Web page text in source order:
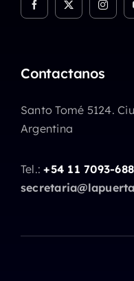
Contactanos
Santo Tomé 5124.
Argentina
Tel.:+54 11 7093-